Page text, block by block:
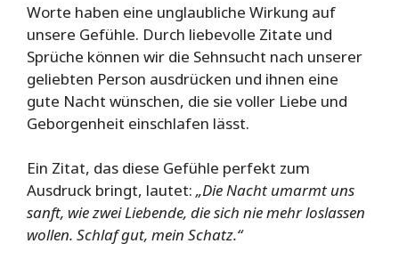
Worte haben eine unglaubliche Wirkung auf
unsere Gefühle. Durch liebevolle Zitate und
Sprüche können wir die Sehnsucht nach unserer
geliebten Person ausdrücken und ihnen eine
gute Nacht wünschen, die sie voller Liebe und
Geborgenheit einschlafen lässt.
Ein Zitat, das diese Gefühle perfekt zum
Ausdruck bringt, lautet: „Die Nacht umarmt uns
sanft, wie zwei Liebende, die sich nie mehr loslassen
wollen. Schlaf gut, mein Schatz.“